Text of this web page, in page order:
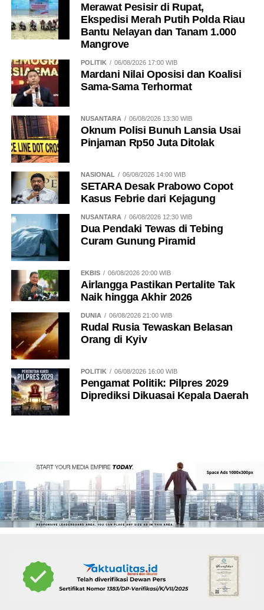
Merawat Pesisir di Rupat,
Ekspedisi Merah Putih Polda Riau
Bantu Nelayan dan Tanam 1.000
Mangrove
POLITIK 06/08/2026 17:00 WIB
Mardani Nilai Oposisi dan Koalisi
Sama-Sama Terhormat
NUSANTARA 06/08/2026 13:30 WIB
Oknum Polisi Bunuh Lansia Usai
Pinjaman Rp50 Juta Ditolak
NASIONAL 06/08/2026 14:00 WIB
SETARA Desak Prabowo Copot
Kasus Febrie dari Kejagung
NUSANTARA 06/08/2026 12:30 WIB
Dua Pendaki Tewas di Tebing
Curam Gunung Piramid
EKBIS 06/08/2026 20:00 WIB
Airlangga Pastikan Pertalite Tak
Naik hingga Akhir 2026
DUNIA 06/08/2026 21:00 WIB
Rudal Rusia Tewaskan Belasan
Orang di Kyiv
POLITIK 06/08/2026 16:00 WIB
Pengamat Politik: Pilpres 2029
Diprediksi Dikuasai Kepala Daerah